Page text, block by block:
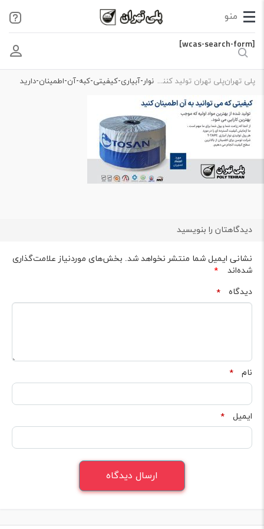
[wcas-search-form]
پلی تهران پلی تهران تولید کننده لوله و اتصالات پلی اتیلن نوار-آبیاری-کیفیتی-کبه-آن-اطمینان-دارید
دیدگاهتان را بنویسید
نشانی ایمیل شما منتشر نخواهد شد. بخش‌های موردنیاز علامت‌گذاری
شده‌اند
*
دیدگاه
*
نام *
ایمیل *